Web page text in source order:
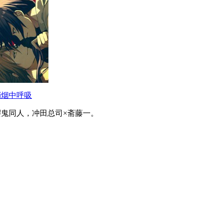
中呼吸
同人，冲田总司×斋藤一。